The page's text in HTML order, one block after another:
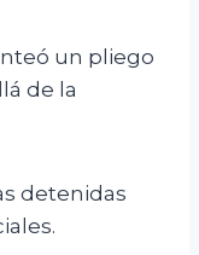
un pliego
de la
detenidas